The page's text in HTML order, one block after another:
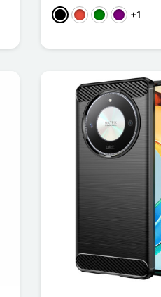
NegroRojoVerdePúrpura
+1